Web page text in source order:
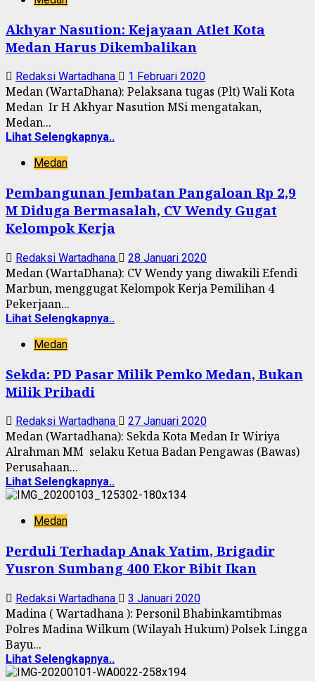
Akhyar Nasution: Kejayaan Atlet Kota
Medan Harus Dikembalikan
Redaksi Wartadhana 1 Februari 2020
Medan (WartaDhana): Pelaksana tugas (Plt) Wali Kota
Medan Ir H Akhyar Nasution MSi mengatakan,
Medan...
Lihat Selengkapnya..
Medan
Pembangunan Jembatan Pangaloan Rp 2,9
M Diduga Bermasalah, CV Wendy Gugat
Kelompok Kerja
Redaksi Wartadhana 28 Januari 2020
Medan (WartaDhana): CV Wendy yang diwakili Efendi
Marbun, menggugat Kelompok Kerja Pemilihan 4
Pekerjaan...
Lihat Selengkapnya..
Medan
Sekda: PD Pasar Milik Pemko Medan, Bukan
Milik Pribadi
Redaksi Wartadhana 27 Januari 2020
Medan (Wartadhana): Sekda Kota Medan Ir Wiriya
Alrahman MM selaku Ketua Badan Pengawas (Bawas)
Perusahaan...
Lihat Selengkapnya..
Medan
Perduli Terhadap Anak Yatim, Brigadir
Yusron Sumbang 400 Ekor Bibit Ikan
Redaksi Wartadhana 3 Januari 2020
Madina ( Wartadhana ): Personil Bhabinkamtibmas
Polres Madina Wilkum (Wilayah Hukum) Polsek Lingga
Bayu...
Lihat Selengkapnya..